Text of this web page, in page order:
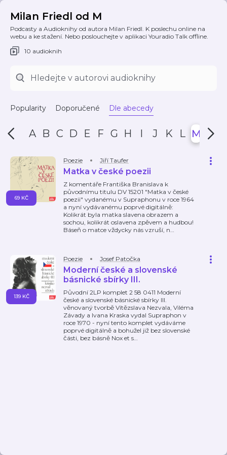
Milan Friedl od M
Podcasty a Audioknihy od autora Milan Friedl. K poslechu online na
webu a ke stažení. Nebo poslouchejte v aplikaci Youradio Talk offline.
10 audioknih
Popularity Doporučené Dle abecedy
A B C D E F G H I J K L M N
Poezie Jiří Taufer
Matka v české poezii
Z komentáře Františka Branislava k
původnímu titulu DV 15201 "Matka v české
poezii" vydanému v Supraphonu v roce 1964
a nyní vydávanému poprvé digitálně:
Kolikrát byla matka slavena obrazem a
sochou, kolikrát oslavena zpěvem a hudbou!
Báseň o matce vždycky nás vzruší, n…
69 KČ
Poezie Josef Patočka
Moderní české a slovenské
básnické sbírky III.
Původní 2LP komplet 2 58 0411 Moderní
české a slovenské básnické sbírky III.
věnovaný tvorbě Vítězslava Nezvala, Viléma
Závady a Ivana Kraska vydal Supraphon v
roce 1970 - nyní tento komplet vydáváme
poprvé digitálně a bohužel již bez slovenské
části, bez básně Nox et s…
139 KČ